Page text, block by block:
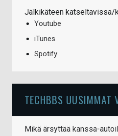
Jälkikäteen katseltavissa/
Youtube
iTunes
Spotify
TECHBBS UUSIMMAT
Mikä ärsyttää kanssa-